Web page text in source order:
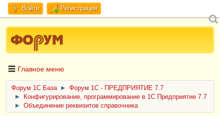
Войти Регистрация
Главное меню
Форум 1C База ►
Форум 1С - ПРЕДПРИЯТИЕ 7.7
►
Конфигурирование, программирование в 1С Предприятие 7.7
►
Объединение реквизитов справочника